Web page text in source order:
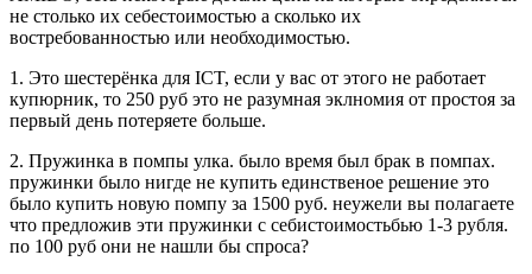
не столько их себестоимостью а сколько их
востребованностью или необходимостью.
1. Это шестерёнка для ICT, если у вас от этого не работает
купюрник, то 250 руб это не разумная эклномия от простоя за
первый день потеряете больше.
2. Пружинка в помпы улка. было время был брак в помпах.
пружинки было нигде не купить единственое решение это
было купить новую помпу за 1500 руб. неужели вы полагаете
что предложив эти пружинки с себистоимостьбью 1-3 рубля.
по 100 руб они не нашли бы спроса?